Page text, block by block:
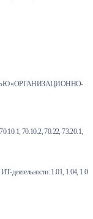
«ОРГАНИЗАЦИОННО-
70.10.2, 70.22, 73.20.1,
1.01, 1.04, 1.06,